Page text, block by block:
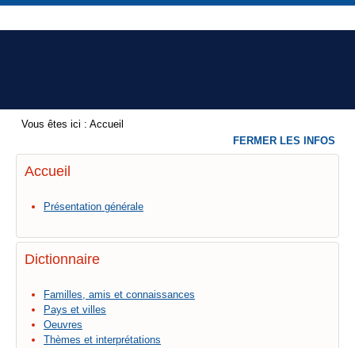
Vous êtes ici : Accueil
Accueil
Présentation générale
Dictionnaire
Familles, amis et connaissances
Pays et villes
Oeuvres
Thèmes et interprétations
FERMER LES INFOS